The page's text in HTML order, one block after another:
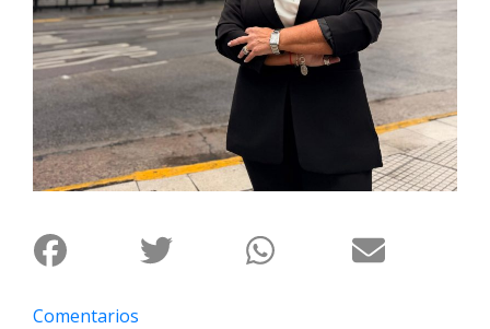
Clasificados
Fúnebres
Comentarios